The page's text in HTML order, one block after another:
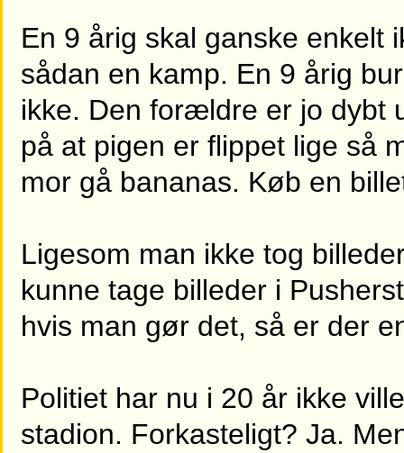
En 9 årig skal ganske enkelt
sådan en kamp. En 9 årig
ikke. Den forældre er jo dybt
på at pigen er flippet lige så
mor gå bananas. Køb en
Ligesom man ikke tog
kunne tage billeder i
hvis man gør det, så er der
Politiet har nu i 20 år ikke
stadion. Forkasteligt? Ja.